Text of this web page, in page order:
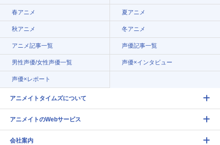
春アニメ 夏アニメ
秋アニメ 冬アニメ
アニメ記事一覧 声優記事一覧
男性声優/女性声優一覧 声優×インタビュー
声優×レポート
アニメイトタイムズについて
アニメイトのWebサービス
会社案内